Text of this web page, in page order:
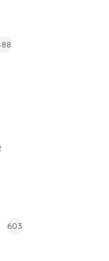
603